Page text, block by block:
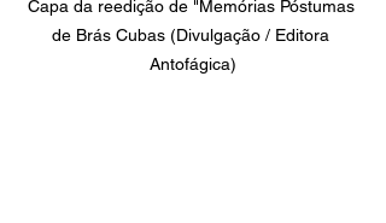
Capa da reedição de "Memórias Póstumas
de Brás Cubas (Divulgação / Editora
Antofágica)